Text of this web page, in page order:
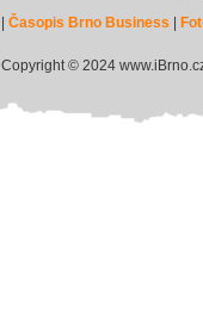
|Časopis Brno Business
Copyright © 2024